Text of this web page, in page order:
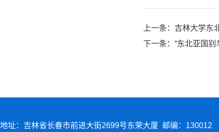
上一条： 吉林大学东
下一条： “东北亚国
地址：吉林省长春市前进大街2699号东荣大厦 邮编：130012